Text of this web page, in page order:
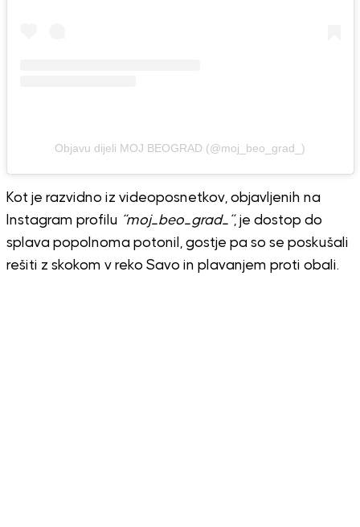
Objavu dijeli MOJ BEOGRAD (@moj_beo_grad_)
Kot je razvidno iz videoposnetkov, objavljenih na
Instagram profilu “moj_beo_grad_”, je dostop do
splava popolnoma potonil, gostje pa so se poskušali
rešiti z skokom v reko Savo in plavanjem proti obali.